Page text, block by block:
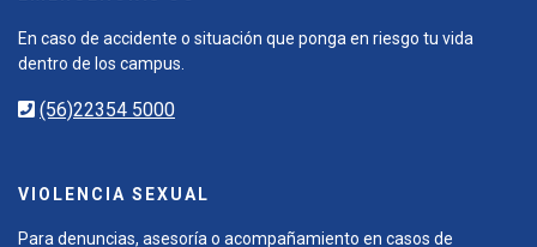
En caso de accidente o situación que ponga en riesgo tu vida
dentro de los campus.
(56)22354 5000
VIOLENCIA SEXUAL
Para denuncias, asesoría o acompañamiento en casos de